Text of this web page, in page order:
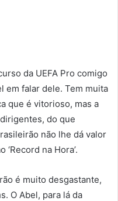
da UEFA Pro comigo
em falar dele. Tem muita
que é vitorioso, mas a
do que
não lhe dá valor
na Hora’.
é muito desgastante,
O Abel, para lá da